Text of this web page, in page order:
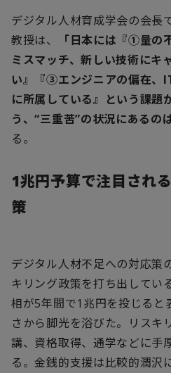
デジタル人材育成学会の会長
教授は、
「日本には『①量
ミスマッチ、新しい技術にキ
い』『③エンジニアの偏在、
に所属している』という課題
う、“三重苦”の状況にあるの
る。
1兆円予算で注目され
策
デジタル人材不足への対応策
キリング政策を打ち出している
相が5年間で1 兆円を投じると
さから脚光を浴びた。リスキ
講、資格取得、通学などに手
る。金銭的支援は比較的潤沢